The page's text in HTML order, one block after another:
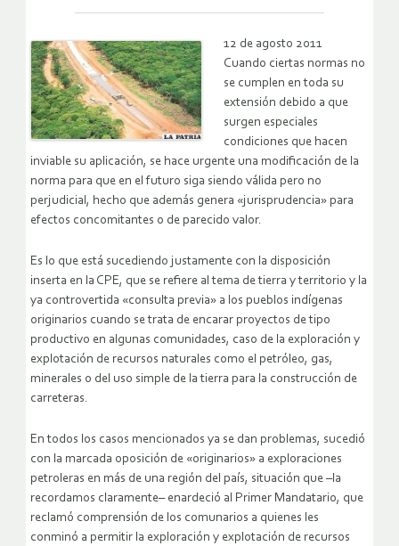
12 de agosto 2011
Cuando ciertas normas no
se cumplen en toda su
extensión debido a que
surgen especiales
condiciones que hacen
inviable su aplicación, se hace urgente una modificación de la
norma para que en el futuro siga siendo válida pero no
perjudicial, hecho que además genera «jurisprudencia» para
efectos concomitantes o de parecido valor.
Es lo que está sucediendo justamente con la disposición
inserta en la CPE, que se refiere al tema de tierra y territorio y la
ya controvertida «consulta previa» a los pueblos indígenas
originarios cuando se trata de encarar proyectos de tipo
productivo en algunas comunidades, caso de la exploración y
explotación de recursos naturales como el petróleo, gas,
minerales o del uso simple de la tierra para la construcción de
carreteras.
En todos los casos mencionados ya se dan problemas, sucedió
con la marcada oposición de «originarios» a exploraciones
petroleras en más de una región del país, situación que –la
recordamos claramente– enardeció al Primer Mandatario, que
reclamó comprensión de los comunarios a quienes les
conminó a permitir la exploración y explotación de recursos